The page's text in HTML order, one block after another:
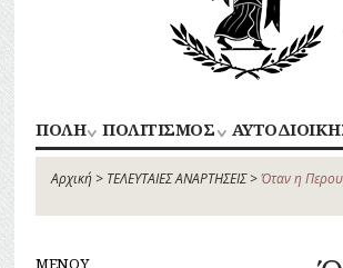
ΠΟΛΗ
ΑΠΟΧΕΤΕΥΣΗ
ΑΡΧΙΤΕΚΤΟΝΙΚΗ
ΔΡΟΜΟΙ
ΠΟΛΙΤΙΣΜΟΣ
ΑΘΛΗΤΙΣΜΟΣ
ΓΛΥΠΤΙΚΗ
ΖΩΓΡΑΦΙΚΗ
ΚΕΝΤΡΙΚΟΣ
ΤΟΜΕΑΣ
ΑΘΗΝΩΝ
Αρχική > ΤΕΛΕΥΤΑΙΕΣ ΑΝΑΡΤΗΣΕΙΣ>Όταν η
ΜΕΝΟΥ